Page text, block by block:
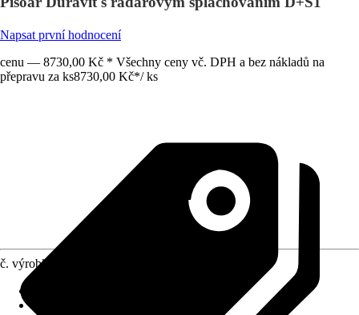
Napsat první hodnocení
cenu — 8730,00 Kč * Všechny ceny vč. DPH a bez nákladů na
přepravu za ks8730,00 Kč*/ ks
č. výrobku